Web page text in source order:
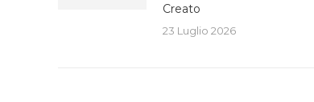
Creato
23 Luglio 2026